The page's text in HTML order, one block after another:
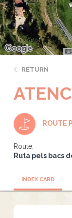
RETURN
ROUTE
Route:
Ruta pels bacs
INDEX CARD